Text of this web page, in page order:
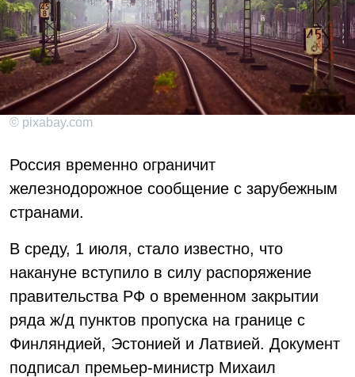
© pixabay.com
Россия временно ограничит
железнодорожное сообщение с зарубежным
странами.
В среду, 1 июля, стало известно, что
накануне вступило в силу распоряжение
правительства РФ о временном закрытии
ряда ж/д пунктов пропуска на границе с
Финляндией, Эстонией и Латвией. Документ
подписал премьер-министр Михаил